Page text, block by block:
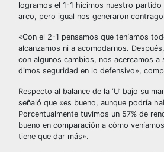
logramos el 1-1 hicimos nuestro
arco, pero igual nos generaron
«Con el 2-1 pensamos que teníamos
alcanzamos ni a acomodarnos.
con algunos cambios, nos acercamos a
dimos seguridad en lo defensivo»,
Respecto al balance de la ‘U’ bajo su
señaló que «es bueno, aunque podría
Porcentualmente tuvimos un 57% de
bueno en comparación a cómo
tiene que dar más».